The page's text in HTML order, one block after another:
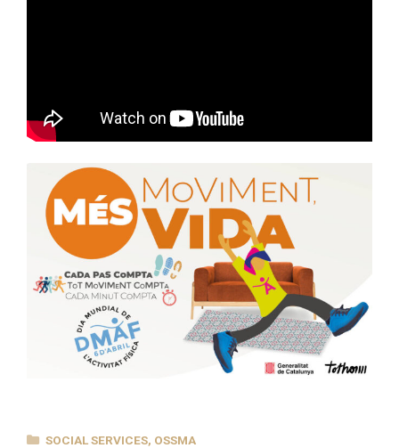
CATEGORIES
SOCIAL SERVICES, OSSMA